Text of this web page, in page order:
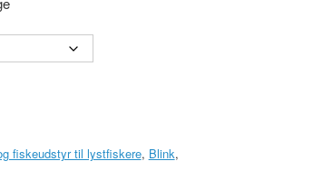
fiskeudstyr til lystfiskere, Blink,